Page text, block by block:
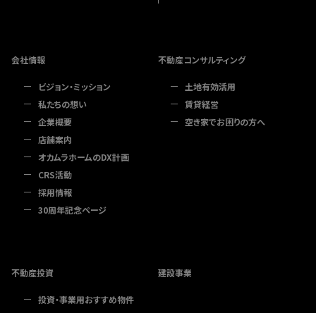
会社情報
ビジョン・ミッション
私たちの想い
企業概要
店舗案内
オカムラホームのDX計画
CRS活動
採用情報
30周年記念ページ
不動産コンサルティング
土地有効活用
賃貸経営
空き家でお困りの方へ
不動産投資
投資・事業用おすすめ物件
建設事業